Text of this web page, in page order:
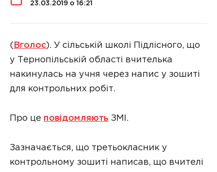
23.03.2019 о 16:21
( Вголос). У сільській школі Підлісного, що
у Тернопільській області вчителька
накинулась на учня через напис у зошиті
для контрольних робіт.
Про це повідомляють ЗМІ.
Зазначається, що третьокласник у
контрольному зошиті написав, що вчителі